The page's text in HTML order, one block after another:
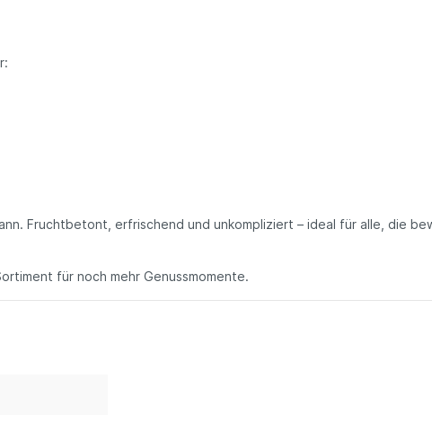
Fruchtbetont, erfrischend und unkompliziert – ideal für alle, die
für noch mehr Genussmomente.